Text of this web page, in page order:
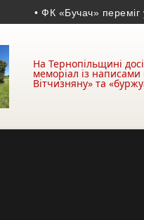
• ФК «Бучач» переміг у
На Тернопільщині
меморіал із
Вітчизняну» та